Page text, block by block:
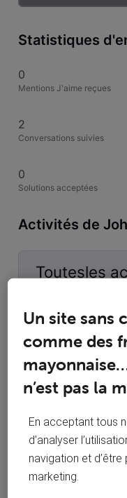
Statistiques
0
Mentions J'aime reçues
2
Conversations suivies
0
Solutions acceptées
Activités de
Toutesles
Toutesles
activités
a
sur votre carte 😊
Un site sans
comme des
n’est pas la
En acceptant tous
d’analyser
navigation et
marketing.